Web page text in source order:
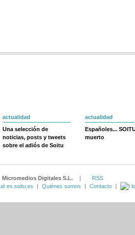
actualidad
Una selección de
noticias, posts y tweets
sobre el adiós de Soitu
actualidad
Españoles...
muerto
Micromedios Digitales S.L. |
RSS
es soitu.es
| Quiénes somos | Contacto |